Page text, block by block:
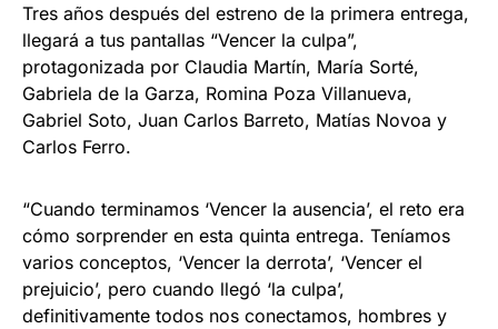
Tres años después del estreno de la primera entrega,
llegará a tus pantallas “Vencer la culpa”,
protagonizada por Claudia Martín, María Sorté,
Gabriela de la Garza, Romina Poza Villanueva,
Gabriel Soto, Juan Carlos Barreto, Matías Novoa y
Carlos Ferro.
“Cuando terminamos ‘Vencer la ausencia’, el reto era
cómo sorprender en esta quinta entrega. Teníamos
varios conceptos, ‘Vencer la derrota’, ‘Vencer el
prejuicio’, pero cuando llegó ‘la culpa’,
definitivamente todos nos conectamos, hombres y